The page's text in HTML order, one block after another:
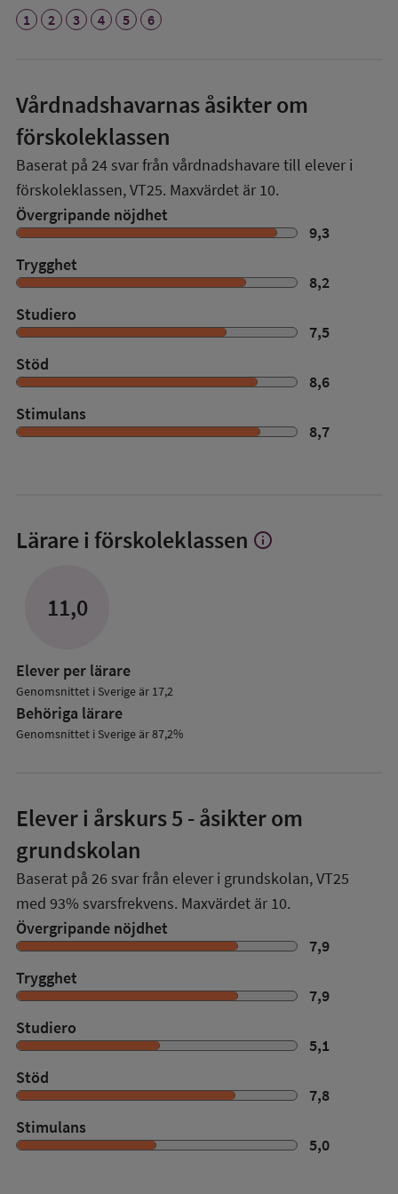
1
2 3 4 5 6
Vårdnadshavarnas åsikter om
förskoleklassen
Baserat på 24 svar från vårdnadshavare till elever i
förskoleklassen,VT25. Maxvärdet är 10.
Övergripande nöjdhet
9,3
Trygghet
8,2
Studiero
7,5
Stöd
8,6
Stimulans
8,7
Lärare i förskoleklassen Visa
info
11,0
Elever per lärare
Genomsnittet i Sverige är 17,2
Behöriga lärare
Genomsnittet i Sverige är 87,2%
Elever i årskurs 5 - åsikter om
grundskolan
Baserat på 26 svar från elever i grundskolan,VT25
med 93% svarsfrekvens. Maxvärdet är 10.
Övergripande nöjdhet
7,9
Trygghet
7,9
Studiero
5,1
Stöd
7,8
Stimulans
5,0